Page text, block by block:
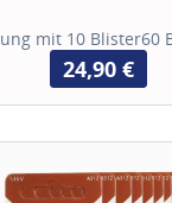
mit 10 Blister60
24,90 €